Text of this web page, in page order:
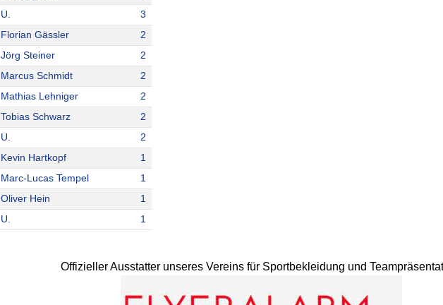
U.
3
Florian Gässler
2
Jörg Steiner
2
Marcus Schmidt
2
Mathias Lehniger
2
Tobias Schwarz
2
U.
2
Kevin Hartkopf
1
Marc-Lucas Tempel
1
Oliver Hein
1
U.
1
Offizieller Ausstatter unseres Vereins für Sportbekleidung und